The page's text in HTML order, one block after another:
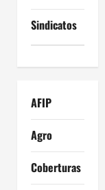
Sindicatos
AFIP
Agro
Coberturas